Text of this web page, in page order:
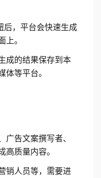
后，平台会快速生成
。
成的结果保存到本
体等平台。
广告文案撰写者、
高质量内容。
销人员等，需要进